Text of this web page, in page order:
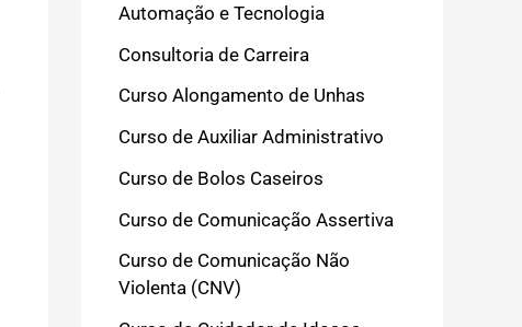
Automação e Tecnologia
Consultoria de Carreira
Curso Alongamento de Unhas
Curso de Auxiliar Administrativo
Curso de Bolos Caseiros
Curso de Comunicação Assertiva
Curso de Comunicação Não
Violenta (CNV)